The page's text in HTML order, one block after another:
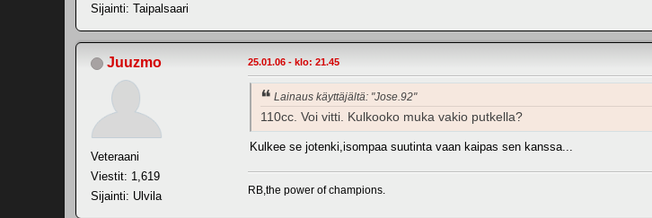
Sijainti: Taipalsaari
Juuzmo
Veteraani
Viestit: 1,619
Sijainti: Ulvila
25.01.06 - klo: 21.45
Lainaus käyttäjältä: "Jose.92"
110cc. Voi vitti. Kulkooko muka vakio putkella?
Kulkee se jotenki,isompaa suutinta vaan kaipas sen kanssa...
RB,the power of champions.